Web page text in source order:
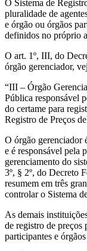
O Sistema de
pluralidade de
e órgão ou órgãos
definidos no próprio
O art. 1º, III, do
órgão gerenciador,
“III – Órgão
Pública responsável
do certame para
Registro de Preços
O órgão gerenciador
e é responsável pela
gerenciamento do
3º, § 2º, do Decreto
resumem em três
controlar o Sistema
As demais
de registro de preços
participantes e